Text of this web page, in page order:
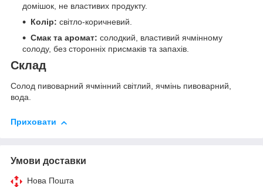
домішок, не властивих продукту.
Колір: світло-коричневий.
Смак та аромат: солодкий, властивий ячмінному
солоду, без сторонніх присмаків та запахів.
Склад
Солод пивоварний ячмінний світлий, ячмінь пивоварний,
вода.
Приховати
Умови доставки
Нова Пошта